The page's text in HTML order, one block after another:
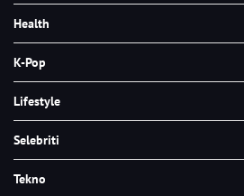
Health
K-Pop
Lifestyle
Selebriti
Tekno